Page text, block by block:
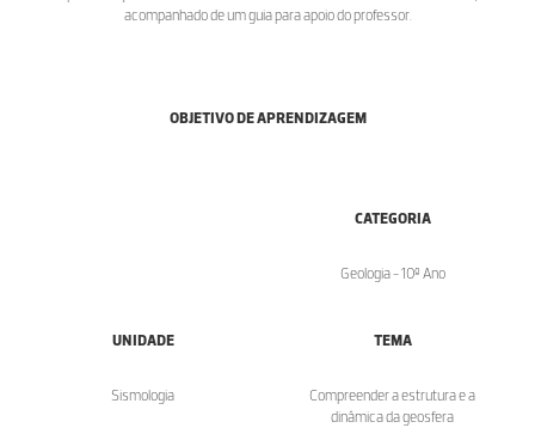
acompanhado de um guia para apoio do professor.
OBJETIVO DE APRENDIZAGEM
CATEGORIA
Geologia - 10º Ano
UNIDADE
Sismologia
TEMA
Compreender a estrutura e a
dinâmica da geosfera